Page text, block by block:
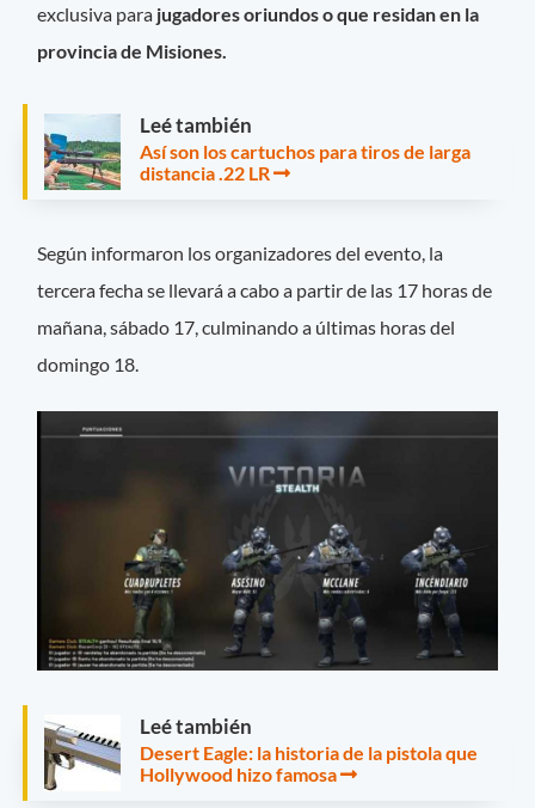
exclusiva para jugadores oriundos o que residan en la
provincia de Misiones.
Leé también
Así son los cartuchos para tiros de larga
distancia .22 LR
Según informaron los organizadores del evento, la
tercera fecha se llevará a cabo a partir de las 17 horas de
mañana, sábado 17, culminando a últimas horas del
domingo 18.
Leé también
Desert Eagle: la historia de la pistola que
Hollywood hizo famosa